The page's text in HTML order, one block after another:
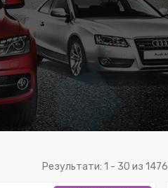
Результати: 1 - 30 из 1476